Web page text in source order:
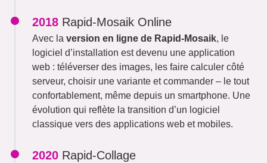
2018 Rapid-Mosaik Online
Avec la version en ligne de Rapid-Mosaik, le
logiciel d’installation est devenu une application
web : téléverser des images, les faire calculer côté
serveur, choisir une variante et commander – le tout
confortablement, même depuis un smartphone. Une
évolution qui reflète la transition d’un logiciel
classique vers des applications web et mobiles.
2020 Rapid-Collage